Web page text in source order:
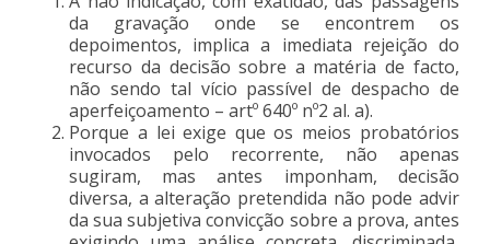
da gravação onde se encontrem os
depoimentos, implica a imediata rejeição do
recurso da decisão sobre a matéria de facto,
não sendo tal vício passível de despacho de
aperfeiçoamento – artº 640º nº2 al. a).
Porque a lei exige que os meios probatórios
invocados pelo recorrente, não apenas
sugiram, mas antes imponham, decisão
diversa, a alteração pretendida não pode advir
da sua subjetiva convicção sobre a prova, antes